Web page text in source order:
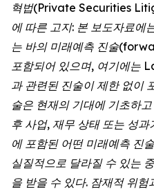
혁법(Private Securities
에 따른 고지: 본 보도자료에
는 바의 미래예측 진술
포함되어 있으며, 여기에는
과 관련된 진술이 제한 없이
술은 현재의 기대에 기초하
후 사업, 재무 상태 또는 성
에 포함된 어떤 미래예측 진
실질적으로 달라질 수 있는
을 받을 수 있다. 잠재적 위